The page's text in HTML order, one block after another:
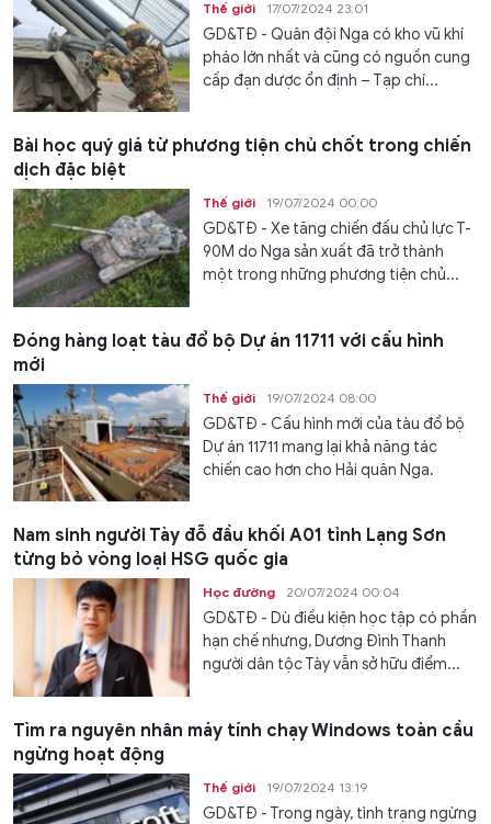
Thế giới 17/07/2024 23:01
GD&TĐ - Quân đội Nga có kho vũ khí
pháo lớn nhất và cũng có nguồn cung
cấp đạn dược ổn định – Tạp chí...
Bài học quý giá từ phương tiện chủ chốt trong chiến
dịch đặc biệt
Thế giới 19/07/2024 00:00
GD&TĐ - Xe tăng chiến đấu chủ lực T-
90M do Nga sản xuất đã trở thành
một trong những phương tiện chủ...
Đóng hàng loạt tàu đổ bộ Dự án 11711 với cấu hình
mới
Thế giới 19/07/2024 08:00
GD&TĐ - Cấu hình mới của tàu đổ bộ
Dự án 11711 mang lại khả năng tác
chiến cao hơn cho Hải quân Nga.
Nam sinh người Tày đỗ đầu khối A01 tỉnh Lạng Sơn
từng bỏ vòng loại HSG quốc gia
Học đường 20/07/2024 00:04
GD&TĐ - Dù điều kiện học tập có phần
hạn chế nhưng, Dương Đình Thanh
người dân tộc Tày vẫn sở hữu điểm...
Tìm ra nguyên nhân máy tính chạy Windows toàn cầu
ngừng hoạt động
Thế giới 19/07/2024 13:19
GD&TĐ - Trong ngày, tình trạng ngừng